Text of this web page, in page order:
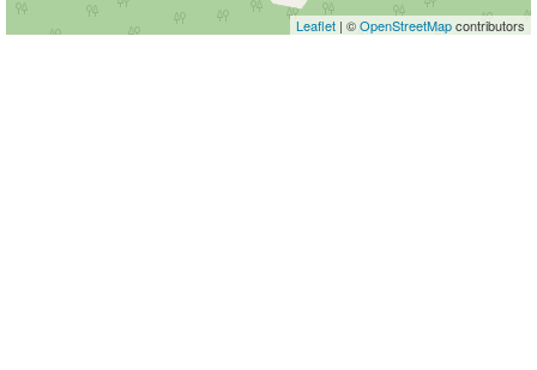
Leaflet | ©OpenStreetMapcontributors